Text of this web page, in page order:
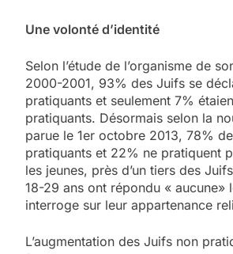
Une volonté d’identité
Selon l’étude de l’organisme de
2000-2001, 93% des Juifs se
pratiquants et seulement 7%
pratiquants. Désormais selon la
parue le 1er octobre 2013, 78%
pratiquants et 22% ne pratiquent
les jeunes, près d’un tiers des
18-29 ans ont répondu « aucune»
interroge sur leur appartenance
L’augmentation des Juifs non